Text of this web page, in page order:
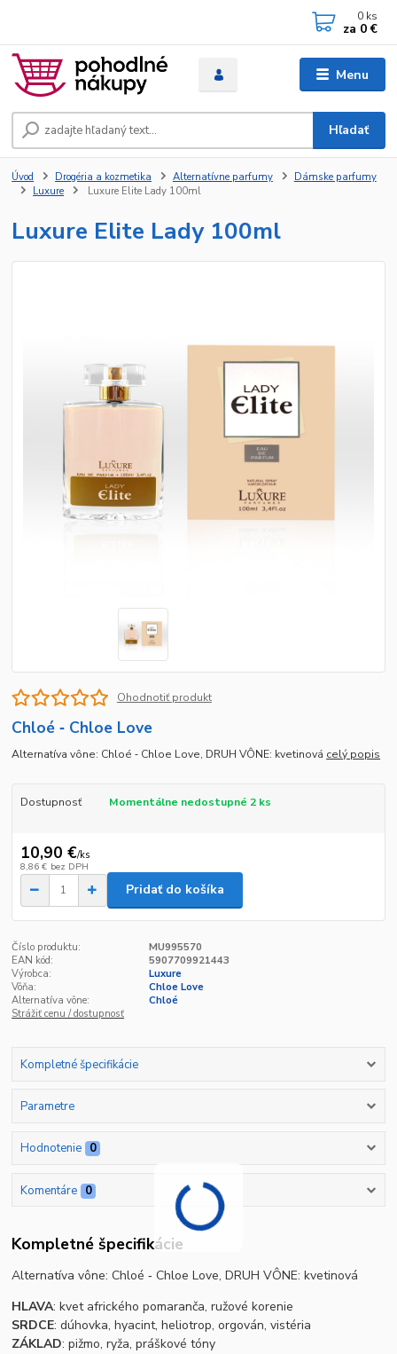
Menu
Hľadať
0 ks
za 0 €
Úvod Drogéria a kozmetika Alternatívne parfumy
Dámske parfumy
Luxure
Luxure Elite Lady 100ml
Luxure Elite Lady 100ml
Ohodnotiť produkt
Chloé ‐ Chloe Love
Alternatíva vône: Chloé ‐ Chloe Love, DRUH VÔNE: kvetinová celý popis
Dostupnosť Momentálne nedostupné 2 ks
10,90 €/ks
8,86 € bez DPH
Pridať do košíka
Číslo produktu:
MU995570
EAN kód:
5907709921443
Výrobca:
Luxure
Vôňa:
Chloe Love
Alternatíva vône:
Chloé
Strážiť cenu / dostupnosť
Kompletné špecifikácie
Parametre
Hodnotenie 0
Komentáre 0
Kompletné špecifikácie
Alternatíva vône: Chloé ‐ Chloe Love, DRUH VÔNE: kvetinová
HLAVA: kvet afrického pomaranča, ružové korenie
SRDCE: dúhovka, hyacint, heliotrop, orgován, vistéria
ZÁKLAD: pižmo, ryža, práškové tóny